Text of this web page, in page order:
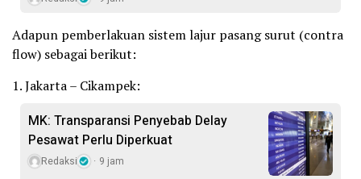
Adapun pemberlakuan sistem lajur pasang surut (contra
flow) sebagai berikut:
1. Jakarta – Cikampek:
MK: Transparansi Penyebab Delay
Pesawat Perlu Diperkuat
Redaksi 9 jam